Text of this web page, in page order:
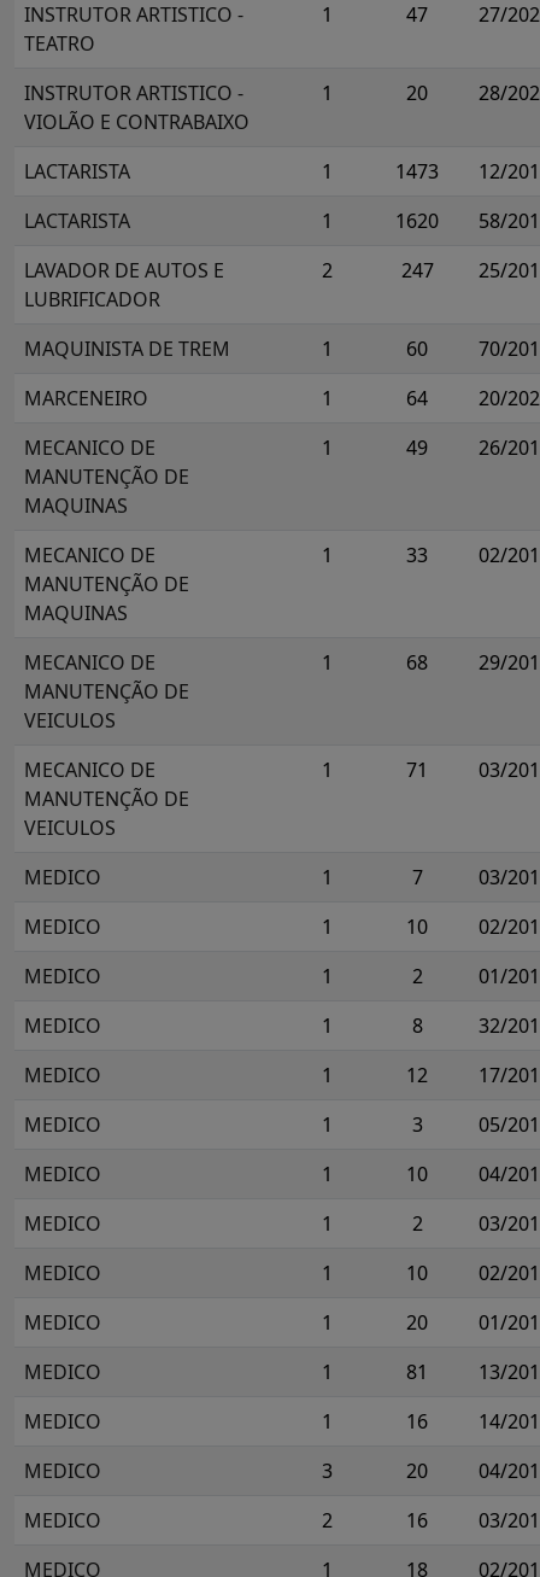
INSTRUTOR ARTISTICO -
TEATRO
1 47 27/
INSTRUTOR ARTISTICO -
VIOLÃO E CONTRABAIXO
1 20 28/
LACTARISTA 1 1473
12/
LACTARISTA
1 1620
58/
LAVADOR DE AUTOS E
LUBRIFICADOR
2 247 25/
MAQUINISTA DE TREM 1 60
70/
MARCENEIRO
1 64
20/
MECANICO DE
MANUTENÇÃO DE
MAQUINAS
1 49 26/
MECANICO DE
MANUTENÇÃO DE
MAQUINAS
1 33 02/
MECANICO DE
MANUTENÇÃO DE
VEICULOS
1 68 29/
MECANICO DE
MANUTENÇÃO DE
VEICULOS
1 71 03/
MEDICO 1 7
03/
MEDICO
1 10
02/
MEDICO
1 2
01/
MEDICO
1 8
32/
MEDICO
1 12
17/
MEDICO
1 3
05/
MEDICO
1 10
04/
MEDICO
1 2
03/
MEDICO
1 10
02/
MEDICO
1 20
01/
MEDICO
1 81
13/
MEDICO
1 16
14/
MEDICO
3 20
04/
MEDICO
2 16
03/
MEDICO
1 18 02/